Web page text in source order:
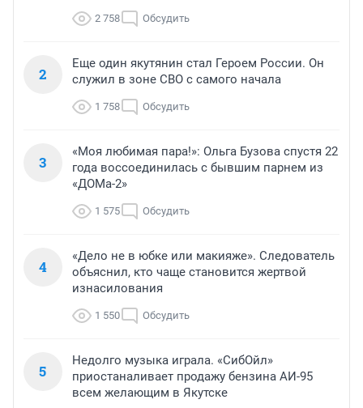
2 758 Обсудить
2
Еще один якутянин стал Героем России. Он
служил в зоне СВО с самого начала
1 758 Обсудить
3
«Моя любимая пара!»: Ольга Бузова спустя 22
года воссоединилась с бывшим парнем из
«ДОМа-2»
1 575 Обсудить
4
«Дело не в юбке или макияже». Следователь
объяснил, кто чаще становится жертвой
изнасилования
1 550 Обсудить
5
Недолго музыка играла. «СибОйл»
приостаналивает продажу бензина АИ-95
всем желающим в Якутске